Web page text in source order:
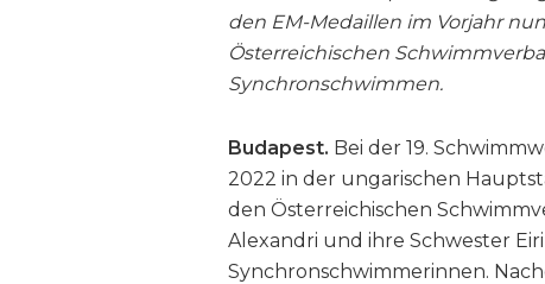
den EM-Medaillen im Vorjahr
Österreichischen
Synchronschwimmen.
Budapest. Bei der 19.
2022 in der ungarischen
den Österreichischen
Alexandri und ihre Schwester
Synchronschwimmerinnen.